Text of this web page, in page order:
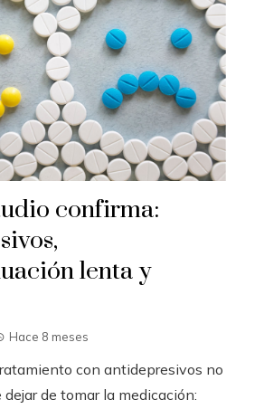
confirma:
lenta y
Hace 8 meses
con antidepresivos no
de tomar la medicación: